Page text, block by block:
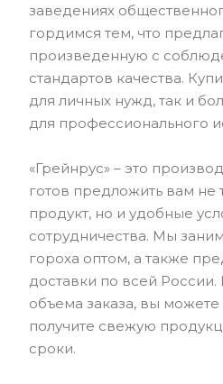
заведениях
гордимся тем, что
произведенную с
стандартов качества.
для личных нужд, так и
для профессионального
«Грейнрус» – это
готов предложить вам не
продукт, но и удобные
сотрудничества. Мы
гороха оптом, а также
доставки по всей
объема заказа, вы можете
получите свежую
сроки.